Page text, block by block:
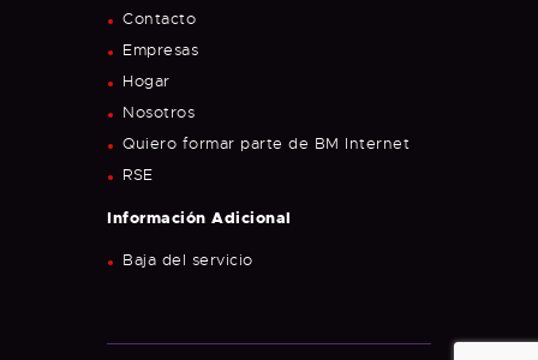
Contacto
Empresas
Hogar
Nosotros
Quiero formar parte de BM Internet
RSE
Información Adicional
Baja del servicio